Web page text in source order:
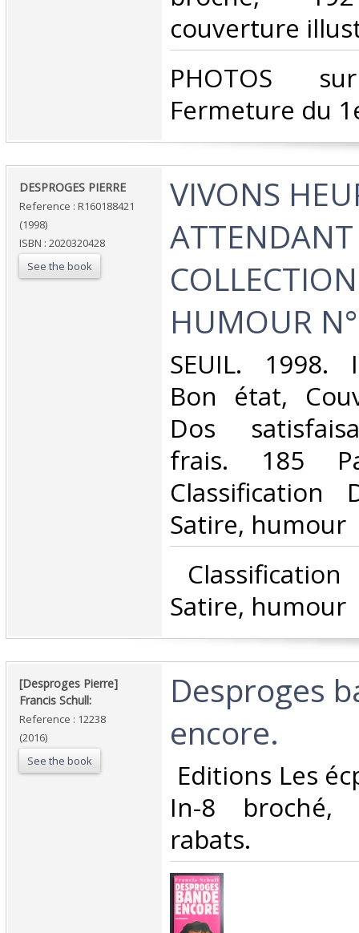
couverture
‎PHOTOS
Fermeture du
‎DESPROGES PIERRE‎
Reference : R160188421
(1998)
ISBN : 2020320428
See the book
‎VIVONS
HUMOUR
‎SEUIL. 1998.
Bon état,
Dos
frais. 185
Classification
Satire, humour‎
Satire, humour‎
‎[Desproges Pierre]
Francis Schull: ‎
Reference : 12238
(2016)
See the book
‎Desproges
encore. ‎
Editions Les
In-8 broché,
rabats. ‎